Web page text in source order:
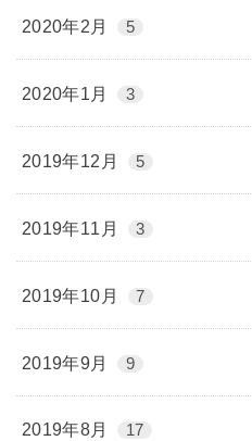
2020年2月 5
2020年1月 3
2019年12月 5
2019年11月 3
2019年10月 7
2019年9月 9
2019年8月 17